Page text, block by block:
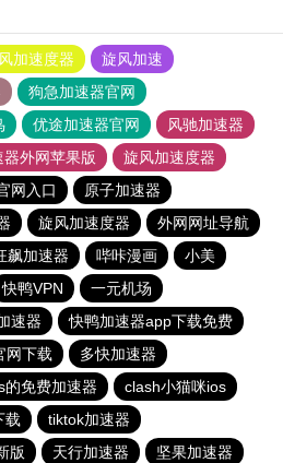
加速度器
旋风加速
狗急加速器官网
优途加速器官网
风驰加速器
外网苹果版
旋风加速度器
网入口
原子加速器
旋风加速度器
外网网址导航
飙加速器 哔咔漫画
小美
快鸭VPN
一元机场
速器
快鸭加速器app下载免费
网下载
多快加速器
的免费加速器
clash小猫咪ios
载
tiktok加速器
版
天行加速器
坚果加速器